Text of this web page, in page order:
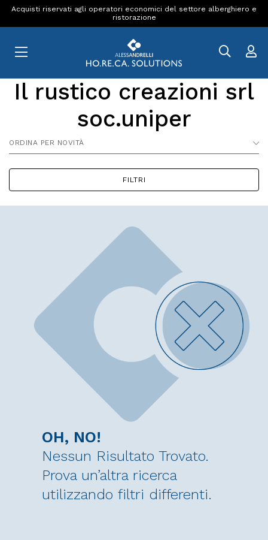
Acquisti riservati agli operatori economici del settore alberghiero e
ristorazione
Il rustico creazioni srl
soc.uniper
ORDINA PER NOVITÀ
FILTRI
OH, NO!
Nessun Risultato Trovato.
Prova un’altra ricerca
utilizzando filtri differenti.